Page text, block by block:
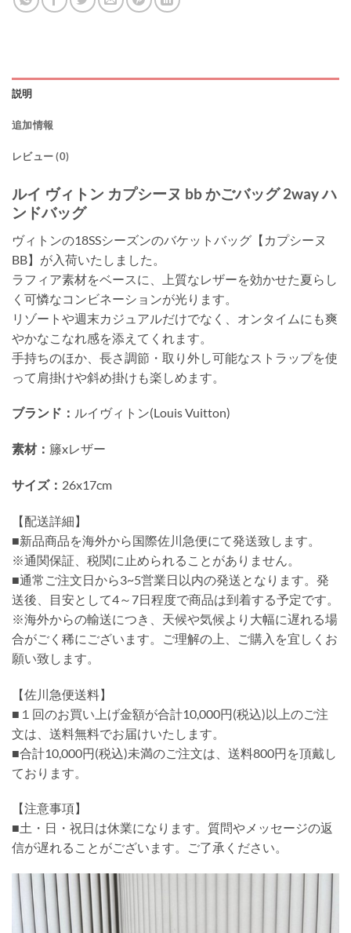
説明
追加情報
レビュー (0)
ルイ ヴィトン カプシーヌ bb かごバッグ 2way ハ
ンドバッグ
ヴィトンの18SSシーズンのバケットバッグ【カプシーヌ
BB】が入荷いたしました。
ラフィア素材をベースに、上質なレザーを効かせた夏らし
く可憐なコンビネーションが光ります。
リゾートや週末カジュアルだけでなく、オンタイムにも爽
やかなこなれ感を添えてくれます。
手持ちのほか、長さ調節・取り外し可能なストラップを使
って肩掛けや斜め掛けも楽しめます。
ブランド： ルイヴィトン(Louis Vuitton)
素材： 籐xレザー
サイズ： 26x17cm
【配送詳細】
■新品商品を海外から国際佐川急便にて発送致します。
※通関保証、税関に止められることがありません。
■通常ご注文日から3~5営業日以内の発送となります。発
送後、目安として4～7日程度で商品は到着する予定です。
※海外からの輸送につき、天候や気候より大幅に遅れる場
合がごく稀にございます。ご理解の上、ご購入を宜しくお
願い致します。
【佐川急便送料】
■１回のお買い上げ金額が合計10,000円(税込)以上のご注
文は、送料無料でお届けいたします。
■合計10,000円(税込)未満のご注文は、送料800円を頂戴し
ております。
【注意事項】
■土・日・祝日は休業になります。質問やメッセージの返
信が遅れることがございます。ご了承ください。